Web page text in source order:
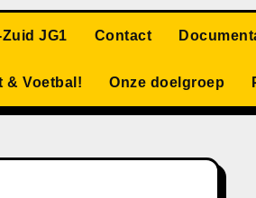
JG1 Contact
& Voetbal! Onze doelgroep